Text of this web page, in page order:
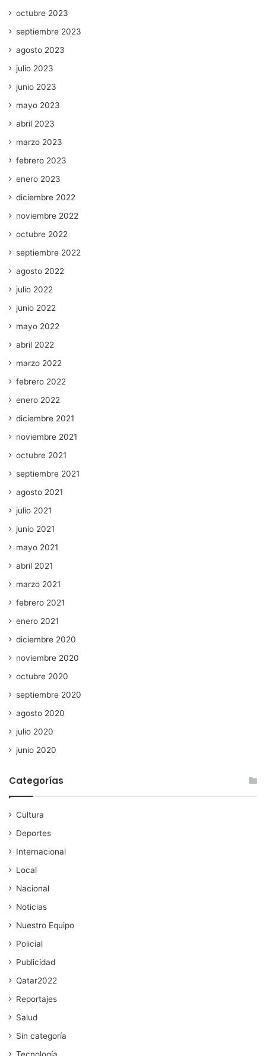
octubre 2023
septiembre 2023
agosto 2023
julio 2023
junio 2023
mayo 2023
abril 2023
marzo 2023
febrero 2023
enero 2023
diciembre 2022
noviembre 2022
octubre 2022
septiembre 2022
agosto 2022
julio 2022
junio 2022
mayo 2022
abril 2022
marzo 2022
febrero 2022
enero 2022
diciembre 2021
noviembre 2021
octubre 2021
septiembre 2021
agosto 2021
julio 2021
junio 2021
mayo 2021
abril 2021
marzo 2021
febrero 2021
enero 2021
diciembre 2020
noviembre 2020
octubre 2020
septiembre 2020
agosto 2020
julio 2020
junio 2020
Categorías
Cultura
Deportes
Internacional
Local
Nacional
Noticias
Nuestro Equipo
Policial
Publicidad
Qatar2022
Reportajes
Salud
Sin categoría